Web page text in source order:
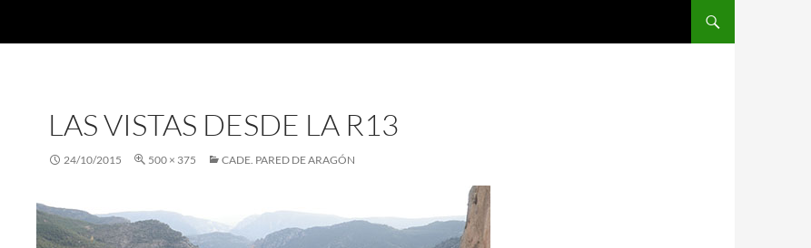
LAS VISTAS DESDE LA R13
24/10/2015 500 × 375 CADE. PARED DE ARAGÓN